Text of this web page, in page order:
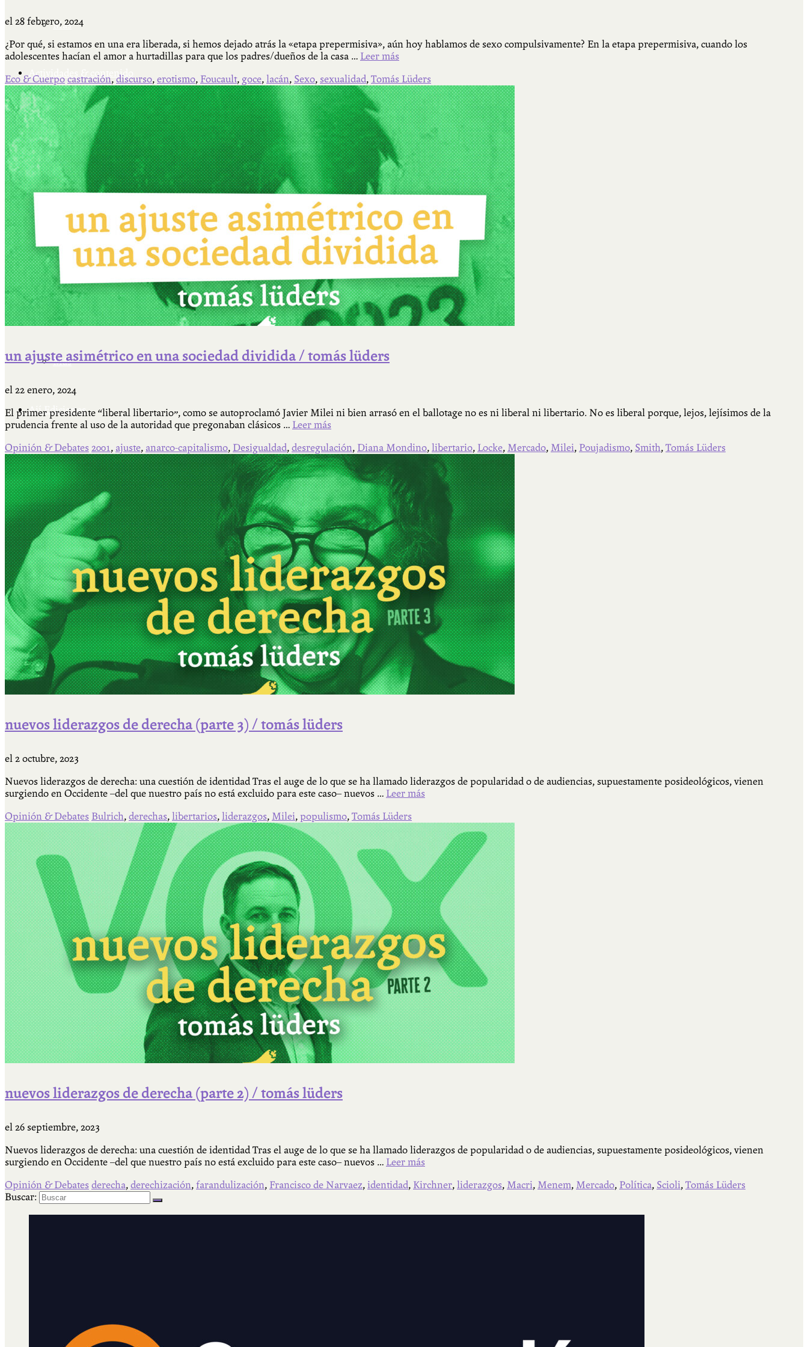
Más
Actividades & contenido
AJÍ EN YOUTUBE
Universidad Experimental 2022-2025
Feria del Libro Venado Tuerto 2022-2025
Facultad Libre Venado Tuerto 1990-1994
Cátedra Bailable 2018
Más
Ají Ediciones
Qué es Ají
ADHERITE!
Qué es Ají
Staff
el 28 febrero, 2024
¿Por qué, si estamos en una era liberada, si hemos dejado atrás la «etapa prepermisiva», aún hoy hablamos de sexo compulsivamente? En la etapa prepermisiva, cuando los
adolescentes hacían el amor a hurtadillas para que los padres/dueños de la casa … Leer más
Eco & Cuerpo castración, discurso, erotismo, Foucault, goce, lacán, Sexo, sexualidad, Tomás Lüders
un ajuste asimétrico en una sociedad dividida / tomás lüders
el 22 enero, 2024
El primer presidente “liberal libertario”, como se autoproclamó Javier Milei ni bien arrasó en el ballotage no es ni liberal ni libertario. No es liberal porque, lejos, lejísimos de la
prudencia frente al uso de la autoridad que pregonaban clásicos … Leer más
Opinión & Debates 2001, ajuste, anarco-capitalismo, Desigualdad, desregulación, Diana Mondino, libertario, Locke, Mercado, Milei, Poujadismo, Smith, Tomás Lüders
nuevos liderazgos de derecha (parte 3) / tomás lüders
el 2 octubre, 2023
Nuevos liderazgos de derecha: una cuestión de identidad Tras el auge de lo que se ha llamado liderazgos de popularidad o de audiencias, supuestamente posideológicos, vienen
surgiendo en Occidente –del que nuestro país no está excluido para este caso– nuevos … Leer más
Opinión & Debates Bulrich, derechas, libertarios, liderazgos, Milei, populismo, Tomás Lüders
nuevos liderazgos de derecha (parte 2) / tomás lüders
el 26 septiembre, 2023
Nuevos liderazgos de derecha: una cuestión de identidad Tras el auge de lo que se ha llamado liderazgos de popularidad o de audiencias, supuestamente posideológicos, vienen
surgiendo en Occidente –del que nuestro país no está excluido para este caso– nuevos … Leer más
Opinión & Debates derecha, derechización, farandulización, Francisco de Narvaez, identidad, Kirchner, liderazgos, Macri, Menem, Mercado, Política, Scioli, Tomás Lüders
Buscar: